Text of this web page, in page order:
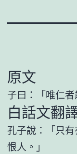
原文
子曰：「唯仁者
白話文翻
孔子說：「只
恨人。」